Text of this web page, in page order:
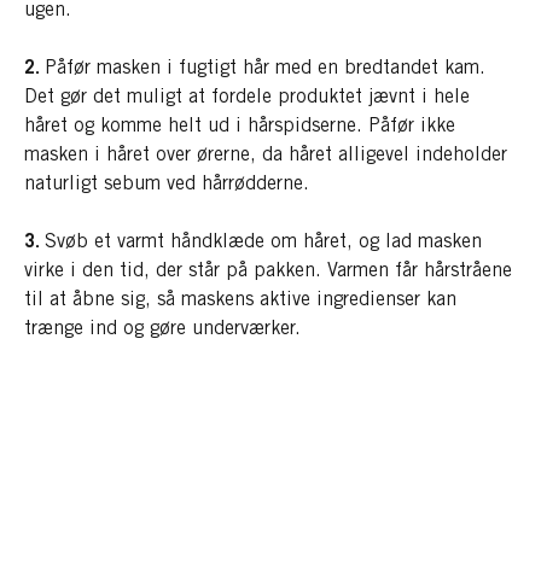
ugen.
2. Påfør masken i fugtigt hår med en bredtandet kam.
Det gør det muligt at fordele produktet jævnt i hele
håret og komme helt ud i hårspidserne. Påfør ikke
masken i håret over ørerne, da håret alligevel indeholder
naturligt sebum ved hårrødderne.
3. Svøb et varmt håndklæde om håret, og lad masken
virke i den tid, der står på pakken. Varmen får hårstråene
til at åbne sig, så maskens aktive ingredienser kan
trænge ind og gøre underværker.